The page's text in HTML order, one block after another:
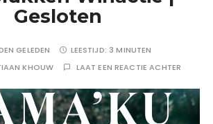
Gesloten
GELEDEN LEESTIJD: 3 MINUTEN
KHOUW LAAT EEN REACTIE ACHTER